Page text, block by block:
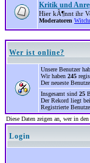
Kritik und
Hier kÃ¶nnt ihr
Moderatoren
Wer ist online?
Unsere Benutzer
Wir haben 245
Der neueste
Insgesamt sind 25
Der Rekord liegt bei
Registrierte
Diese Daten zeigen an, wer in
Login